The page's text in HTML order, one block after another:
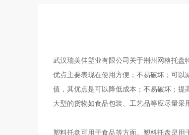
武汉瑞美佳塑业有限公司关于荆州网格托
优点主要表现在使用方便；不易破坏；可
值，其优点是可以降低成本；不易破坏；
大型的货物如食品包装、工艺品等应尽量采
塑料托盘可用于食品等方面。塑料托盘是